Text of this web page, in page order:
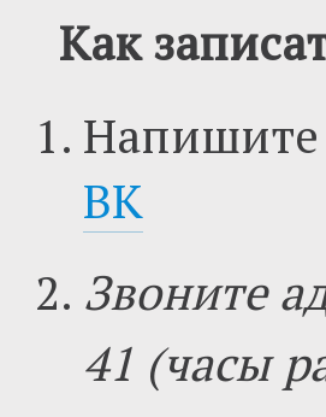
Как
ВК
Звоните
41 (часы